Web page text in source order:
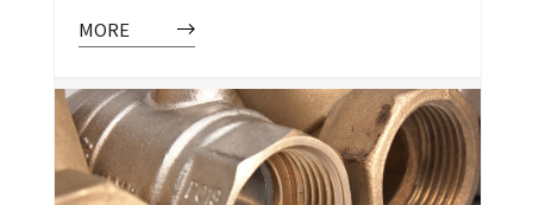
發展戰略，我們將積極地創造條件，為員工
創造利潤是我們持續發展的必要條件。我們
將以息好的投資回報，堅定
MORE